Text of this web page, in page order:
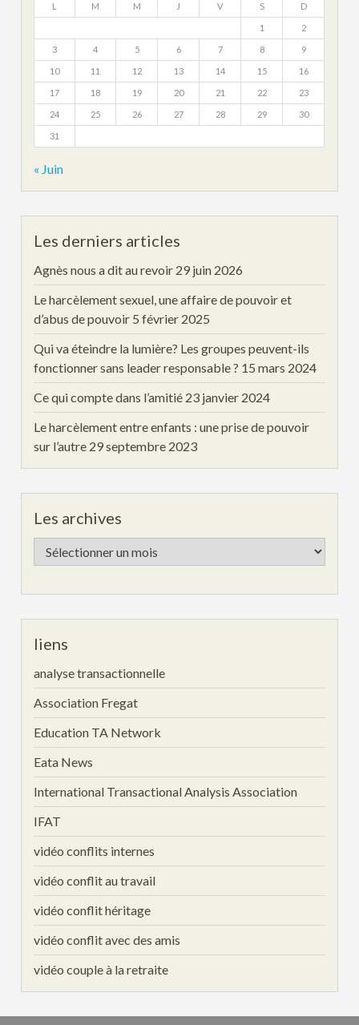
L M M J V S D
1 2
3 4 5 6 7 8 9
10 11 12 13 14 15 16
17 18 19 20 21 22 23
24 25 26 27 28 29 30
31
« Juin
Les derniers articles
Agnès nous a dit au revoir 29 juin 2026
Le harcèlement sexuel, une affaire de pouvoir et
d’abus de pouvoir 5 février 2025
Qui va éteindre la lumière? Les groupes peuvent-ils
fonctionner sans leader responsable ? 15 mars 2024
Ce qui compte dans l’amitié 23 janvier 2024
Le harcèlement entre enfants : une prise de pouvoir
sur l’autre 29 septembre 2023
Les archives
Les
archives
liens
analyse transactionnelle
Association Fregat
Education TA Network
Eata News
International Transactional Analysis Association
IFAT
vidéo conflits internes
vidéo conflit au travail
vidéo conflit héritage
vidéo conflit avec des amis
vidéo couple à la retraite